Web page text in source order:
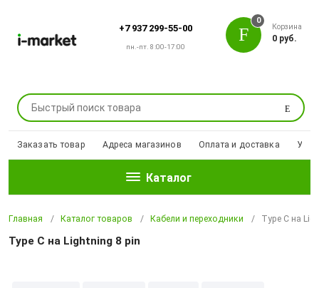
+7 937 299-55-00
пн.-пт. 8:00-17:00
Поиск
0
Корзина
0 руб.
Заказать товар Адреса магазинов Оплата и доставка
Каталог
Главная Каталог товаров Кабели и переходники Type C на
Type C на Lightning 8 pin